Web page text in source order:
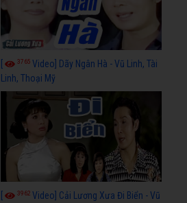
3765 Video] Dãy Ngân Hà - Vũ Linh, Tài
Linh, Thoại Mỹ
3962 Video] Cải Lương Xưa Đi Biển - Vũ